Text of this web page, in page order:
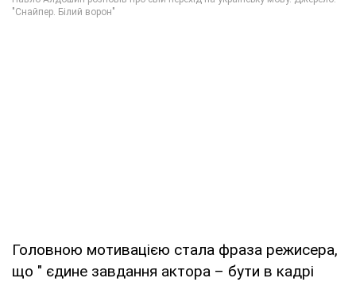
Головною мотивацією стала фраза режисера,
що " єдине завдання актора – бути в кадрі